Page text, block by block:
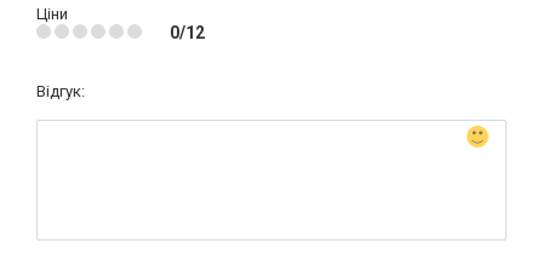
Ціни
0/12
Відгук: